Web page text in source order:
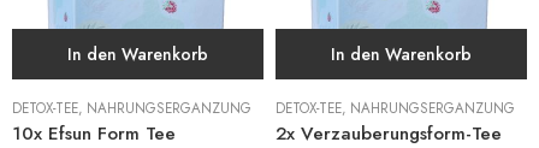
In den Warenkorb
DETOX-TEE, NAHRUNGSERGÄNZUNG
10x Efsun Form Tee
In den Warenkorb
DETOX-TEE, NAHRUNGSERGÄNZUNG
2x Verzauberungsform-Tee